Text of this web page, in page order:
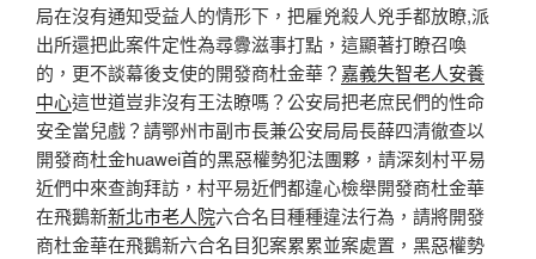
局在沒有通知受益人的情形下，把雇兇殺人兇手都放瞭,派
出所還把此案件定性為尋釁滋事打點，這顯著打瞭召喚
的，更不談幕後支使的開發商杜金華？ 嘉義失智老人安養
中心這世道豈非沒有王法瞭嗎？公安局把老庶民們的性命
安全當兒戲？請鄂州市副市長兼公安局局長薛四清徹查以
開發商杜金huawei首的黑惡權勢犯法團夥，請深刻村平易
近們中來查詢拜訪，村平易近們都違心檢舉開發商杜金華
在飛鵝新新北市老人院六合名目種種違法行為，請將開發
商杜金華在飛鵝新六合名目犯案累累並案處置，黑惡權勢